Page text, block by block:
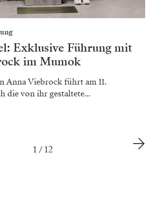
Exklusive Führung mit
im Mumok
Anna Viebrock führt am 11.
die von ihr gestaltete...
1 /12